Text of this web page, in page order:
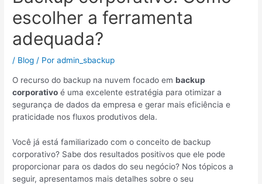
escolher a ferramenta
adequada?
/ Blog / Poradmin_sbackup
O recurso do backup na nuvem focado embackup
corporativo é uma excelente estratégia para otimizar a
segurança de dados da empresa e gerar mais eficiência e
praticidade nos fluxos produtivos dela.
Você já está familiarizado com o conceito de backup
corporativo? Sabe dos resultados positivos que ele pode
proporcionar para os dados do seu negócio? Nos tópicos a
seguir, apresentamos mais detalhes sobre o seu